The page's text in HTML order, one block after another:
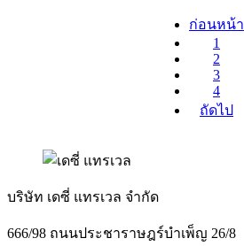
ก่อนหน้า
1
2
3
4
ถัดไป
บริษัท เดซี่ แทรเวล จำกัด
666/98 ถนนประชาราษฎร์บำเพ็ญ 26/8